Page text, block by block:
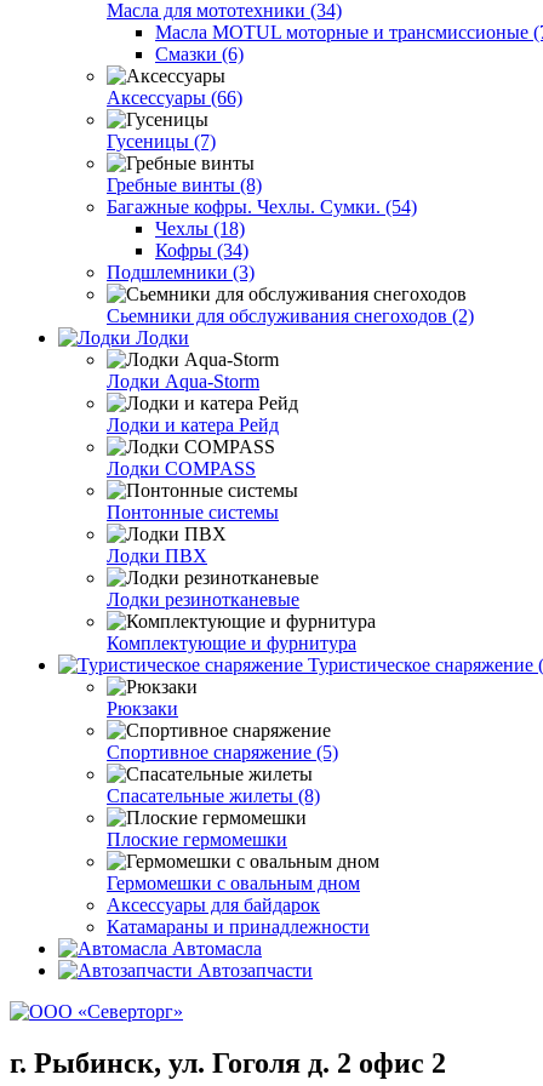
Масла для мототехники (34)
Масла MOTUL моторные и трансмиссионые
Смазки (6)
Аксессуары (66)
Гусеницы (7)
Гребные винты (8)
Багажные кофры. Чехлы. Сумки. (54)
Чехлы (18)
Кофры (34)
Подшлемники (3)
Сьемники для обслуживания снегоходов (2)
Лодки
Лодки Aqua-Storm
Лодки и катера Рейд
Лодки COMPASS
Понтонные системы
Лодки ПВХ
Лодки резинотканевые
Комплектующие и фурнитура
Туристическое снаряжение
Рюкзаки
Спортивное снаряжение (5)
Спасательные жилеты (8)
Плоские гермомешки
Гермомешки с овальным дном
Аксессуары для байдарок
Катамараны и принадлежности
Автомасла
Автозапчасти
г. Рыбинск, ул. Гоголя д. 2 офис 2